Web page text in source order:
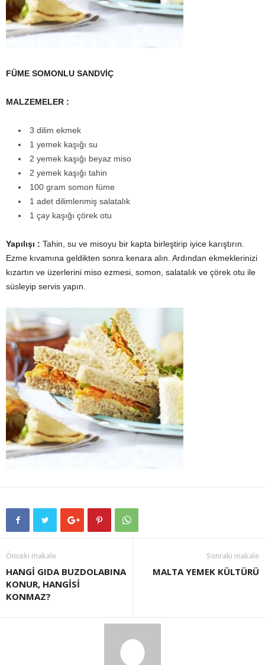
FÜME SOMONLU SANDVİÇ
MALZEMELER :
3 dilim ekmek
1 yemek kaşığı su
2 yemek kaşığı beyaz miso
2 yemek kaşığı tahin
100 gram somon füme
1 adet dilimlenmiş salatalık
1 çay kaşığı çörek otu
Yapılışı : Tahin, su ve misoyu bir kapta birleştirip iyice karıştırın.
Ezme kıvamına geldikten sonra kenara alın. Ardından ekmeklerinizi
kızartın ve üzerlerini miso ezmesi, somon, salatalık ve çörek otu ile
süsleyip servis yapın.
Önceki makale
HANGİ GIDA BUZDOLABINA
KONUR, HANGİSİ
KONMAZ?
Sonraki makale
MALTA YEMEK KÜLTÜRÜ